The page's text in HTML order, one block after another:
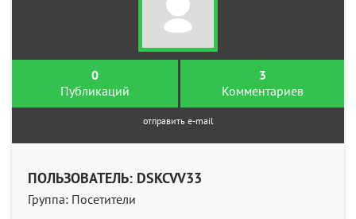
0
Публикаций
3
Комментариев
отправить e-mail
ПОЛЬЗОВАТЕЛЬ: DSKCVV33
Группа: Посетители